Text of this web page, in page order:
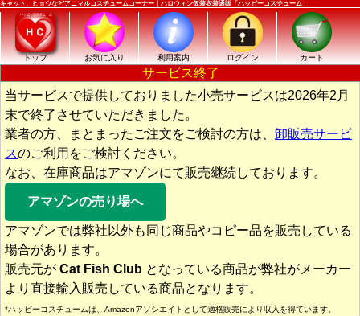
キャット、ヒョウなどアニマルコスチュームコーナー｜ハロウィン仮装衣装通販「ハッピーコスチューム」
トップ お気に入り 利用案内 ログイン カート
サービス終了
当サービスで提供しておりました小売サービスは2026年2月
末で終了させていただきました。
業者の方、まとまったご注文をご検討の方は、 卸販売サービ
スのご利用をご検討ください。
なお、在庫商品はアマゾンにて販売継続しております。
アマゾンの売り場へ
アマゾンでは弊社以外も同じ商品やコピー品を販売している
場合があります。
販売元が Cat Fish Club となっている商品が弊社がメーカー
より直接輸入販売している商品となります。
*ハッピーコスチュームは、Amazonアソシエイトとして適格販売により収入を得ています。